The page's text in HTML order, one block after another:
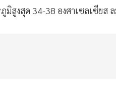
งสุด 34-38 องศาเซลเซียส ล